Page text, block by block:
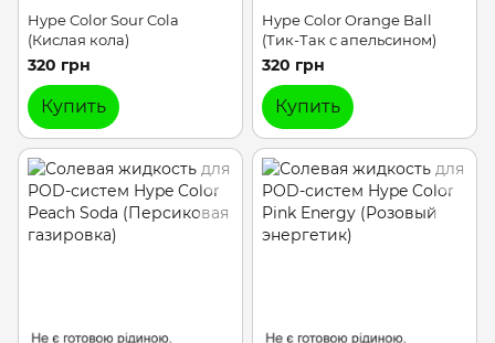
Hype Color Sour Cola
(Кислая кола)
320 грн
Купить
Hype Color Orange Ball
(Тик-Так с апельсином)
320 грн
Купить